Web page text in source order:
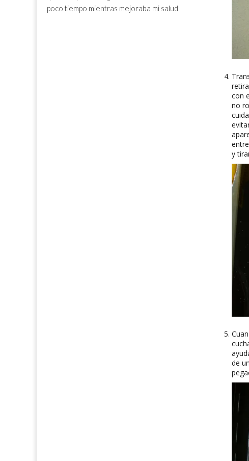
con
no
y
de
poco tiempo mientras mejoraba mi salud